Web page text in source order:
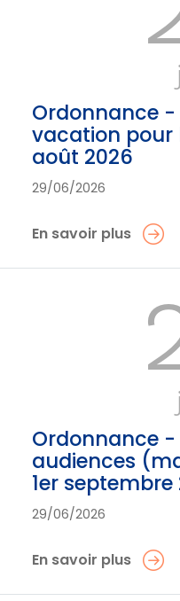
Ordonnance
vacation pour
août 2026
29/06/2026
En savoir plus
Ordonnance -
audiences
1er
29/06/2026
En savoir plus